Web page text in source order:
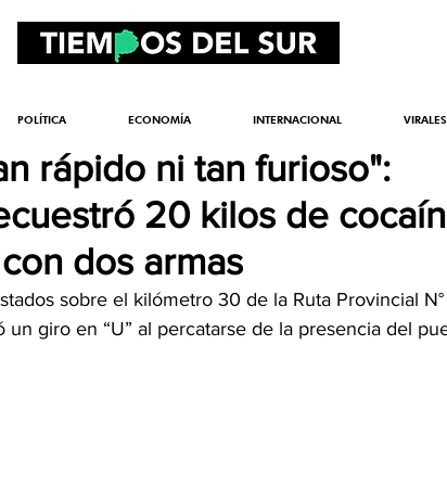
rápido ni tan furioso":
20 kilos de
dos armas
sobre el kilómetro 30 de la Ruta Provincial
giro en “U” al percatarse de la presencia del
POLÍTICA ECONOMÍA INTERNACIONAL VIRALES